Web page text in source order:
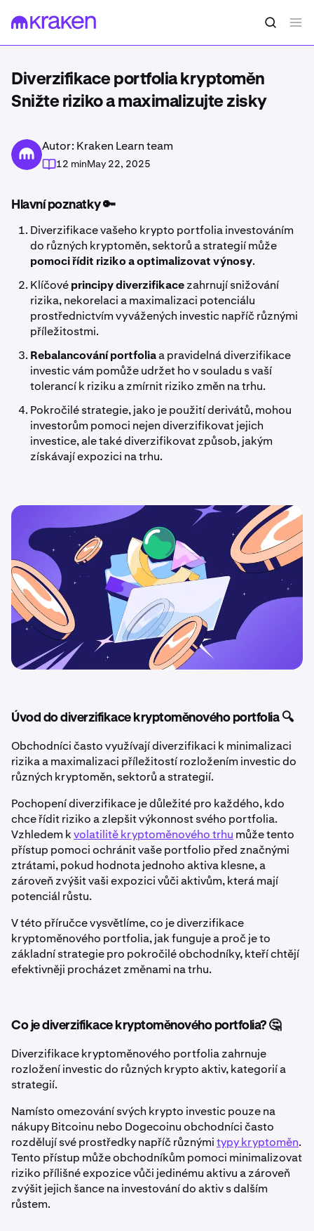
Diverzifikace portfolia kryptoměn
Snižte riziko a maximalizujte zisky
Autor: Kraken Learn team
12 minMay 22, 2025
Hlavní poznatky 🔑
Diverzifikace vašeho krypto portfolia investováním
do různých kryptoměn, sektorů a strategií může
pomoci řídit riziko a optimalizovat výnosy.
Klíčovéprincipy diverzifikacezahrnují snižování
rizika, nekorelaci a maximalizaci potenciálu
prostřednictvím vyvážených investic napříč různými
příležitostmi.
Rebalancování portfoliaa pravidelná diverzifikace
investic vám pomůže udržet ho v souladu s vaší
tolerancí k riziku a zmírnit riziko změn na trhu.
Pokročilé strategie, jako je použití derivátů, mohou
investorům pomoci nejen diverzifikovat jejich
investice, ale také diverzifikovat způsob, jakým
získávají expozici na trhu.
Úvod do diverzifikace kryptoměnového portfolia 🔍
Obchodníci často využívají diverzifikaci k minimalizaci
rizika a maximalizaci příležitostí rozložením investic do
různých kryptoměn, sektorů a strategií.
Pochopení diverzifikace je důležité pro každého, kdo
chce řídit riziko a zlepšit výkonnost svého portfolia.
Vzhledem kvolatilitě kryptoměnového trhu může tento
přístup pomoci ochránit vaše portfolio před značnými
ztrátami, pokud hodnota jednoho aktiva klesne, a
zároveň zvýšit vaši expozici vůči aktivům, která mají
potenciál růstu.
V této příručce vysvětlíme, co je diverzifikace
kryptoměnového portfolia, jak funguje a proč je to
základní strategie pro pokročilé obchodníky, kteří chtějí
efektivněji procházet změnami na trhu.
Co je diverzifikace kryptoměnového portfolia? 🤔
Diverzifikace kryptoměnového portfolia zahrnuje
rozložení investic do různých krypto aktiv, kategorií a
strategií.
Namísto omezování svých krypto investic pouze na
nákupy Bitcoinu nebo Dogecoinu obchodníci často
rozdělují své prostředky napříč různýmitypy kryptoměn.
Tento přístup může obchodníkům pomoci minimalizovat
riziko přílišné expozice vůči jedinému aktivu a zároveň
zvýšit jejich šance na investování do aktiv s dalším
růstem.